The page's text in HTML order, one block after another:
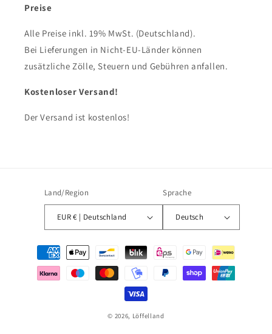
Preise
Alle Preise inkl. 19% MwSt. (Deutschland).
Bei Lieferungen in Nicht-EU-Länder können
zusätzliche Zölle, Steuern und Gebühren anfallen.
Kostenloser Versand!
Der Versand ist kostenlos!
Land/Region
EUR € | Deutschland
Sprache
Deutsch
Zahlungsmethoden
© 2026, Löffelland